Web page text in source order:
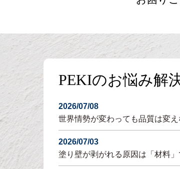
PEKIのお悩み解
2026/07/08
世界情勢が変わっても品質は変え
2026/07/03
塗り壁が剥がれる原因は「材料